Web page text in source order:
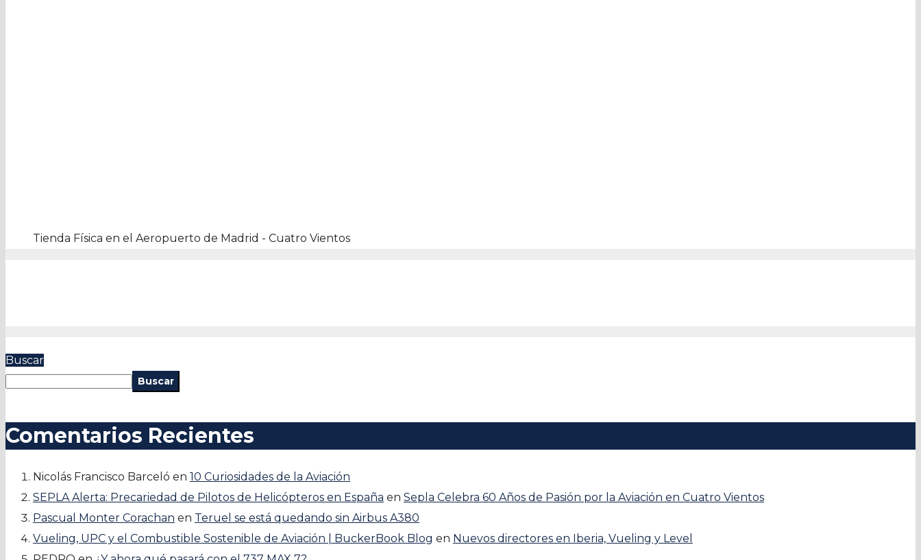
Tienda Física en el Aeropuerto de Madrid - Cuatro Vientos
Buscar
Buscar
Comentarios Recientes
Nicolás Francisco Barceló en 10 Curiosidades de la Aviación
SEPLA Alerta: Precariedad de Pilotos de Helicópteros en España en Sepla Celebra 60 Años de Pasión por la Aviación en Cuatro Vientos
Pascual Monter Corachan en Teruel se está quedando sin Airbus A380
Vueling, UPC y el Combustible Sostenible de Aviación | BuckerBook Blog en Nuevos directores en Iberia, Vueling y Level